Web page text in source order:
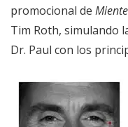
promocional de
Tim Roth, simulando
Dr. Paul con los